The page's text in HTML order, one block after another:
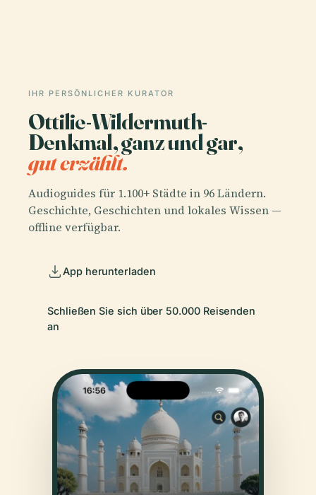
IHR PERSÖNLICHER KURATOR
Ottilie-Wildermuth-
Denkmal, ganz und gar,
gut erzählt.
Audioguides für 1.100+ Städte in 96 Ländern.
Geschichte, Geschichten und lokales Wissen —
offline verfügbar.
App herunterladen
Schließen Sie sich über 50.000 Reisenden
an